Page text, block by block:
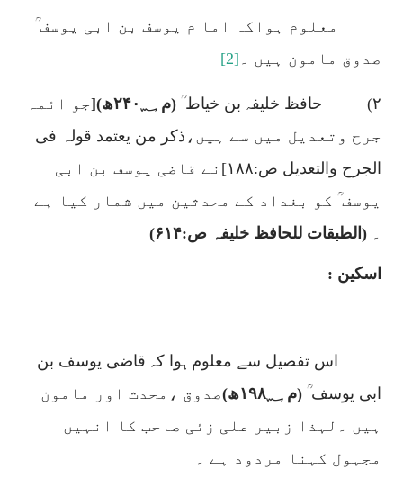
معلوم ہواکہ اما م یوسف بن ابی یوسف ؒ
صدوق مامون ہیں ۔ [2]
۲) حافظ خلیفہ بن خیاط ؒ (م۲۴۰؁ھ)[جو ائمہ
جرح وتعدیل میں سے ہیں، ذکر من یعتمد قولہ فی
الجرح والتعدیل ص:۱۸۸] نے قاضی یوسف بن ابی
یوسف ؒ کو بغداد کے محدثین میں شمار کیا ہے
۔ (الطبقات للحافظ خلیفہ ص:۶۱۴)
اسکین :
اس تفصیل سے معلوم ہوا کہ قاضی یوسف بن
ابی یوسف ؒ (م۱۹۸؁ھ)صدوق ،محدث اور مامون
ہیں ۔لہذا زبیر علی زئی صاحب کا انہیں
مجہول کہنا مردود ہے ۔